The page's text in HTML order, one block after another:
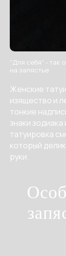
"Для себя" - так
на запястье
Женские
изящество и
тонкие
знаки
татуировка
который
руки.